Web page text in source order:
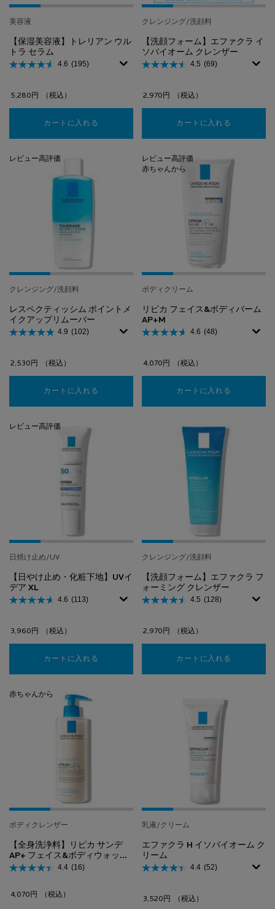
美容液
【保湿美容液】トレリアン ウル
トラ セラム
4.6 (195)
5,280円 （税込）
カートに入れる 【保湿美容液】トレリアン ウルトラ セラム
クレンジング/洗顔料
【洗顔フォーム】エファクラ イ
ソバイオーム クレンザー
4.5 (69)
2,970円 （税込）
カートに入れる
レビュー高評価
クレンジング/洗顔料
レスペクティッシム ポイントメ
イクアップリムーバー
4.9 (102)
2,530円 （税込）
カートに入れる レスペクティッシム ポイントメイクアップリム
レビュー高評価
赤ちゃんから
ボディクリーム
リピカ フェイス&ボディバーム
AP+M
4.6 (48)
4,070円 （税込）
カートに入れる
レビュー高評価
日焼け止め/UV
【日やけ止め・化粧下地】UVイ
デア XL
4.6 (113)
3,960円 （税込）
カートに入れる 【日やけ止め・化粧下地】UVイデア XL
クレンジング/洗顔料
【洗顔フォーム】エファクラ フ
ォーミング クレンザー
4.5 (128)
2,970円 （税込）
カートに入れる
赤ちゃんから
ボディクレンザー
【全身洗浄料】リピカ サンデ
AP+ フェイス&ボディウォッシ
ュ
4.4 (16)
4,070円 （税込）
乳液/クリーム
エファクラ H イソバイオーム ク
リーム
4.4 (52)
3,520円 （税込）